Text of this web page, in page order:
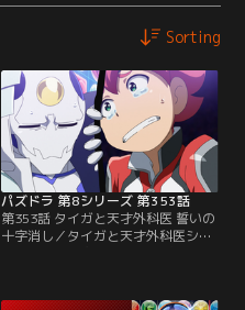
Sorting
パズドラ 第8シリーズ 第353話
第353話 タイガと天才外科医 誓いの
十字消し／タイガと天才外科医シュ
利すると誓う。その心意気に感動す